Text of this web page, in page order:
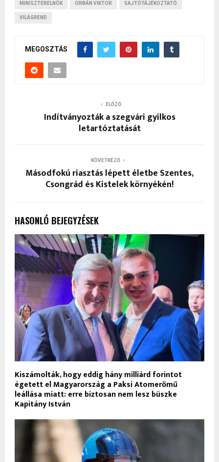
MINISZTERELNÖK ORBÁN VIKTOR SAJTÓTÁJÉKOZTATÓ
VILÁGREND
MEGOSZTÁS
ELŐZŐ
Indítványozták a szegvári gyilkos
letartóztatását
KÖVETKEZŐ
Másodfokú riasztás lépett életbe Szentes,
Csongrád és Kistelek környékén!
HASONLÓ BEJEGYZÉSEK
Kiszámolták, hogy eddig hány milliárd forintot
égetett el Magyarország a Paksi Atomerőmű
leállása miatt: erre biztosan nem lesz büszke
Kapitány István